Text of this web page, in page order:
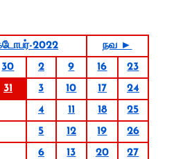
2022
நவ ►
30 2 9 16
23
31 3 10 17
24
4 11 18
25
5 12 19
26
6 13 20
27